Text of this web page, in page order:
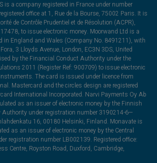
is a company registered in France under number
office at 1, Rue de la Bourse, 75002 Paris. It is
de Contrôle Prudentiel et de Résolution (ACPR),
to issue electronic money. Moorwand Ltd is a
in England and Wales (Company No. 8491211), with
3 Lloyds Avenue, London, EC3N 3DS, United
by the Financial Conduct Authority under the
2011 (Register Ref: 900709) to issue electronic
The card is issued under licence from
Mastercard and the circles design are registered
International Incorporated. Narvi Payments Oy Ab
as an issuer of electronic money by the Finnish
Authority under registration number 3190214-6—
16, 00180 Helsinki, Finland. Monavate is
as an issuer of electronic money by the Central
registration number LB002139. Registered office:
Centre, Royston Road, Duxford, Cambridge,